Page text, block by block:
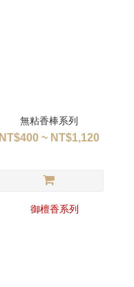
無粘香棒系列
NT$400 ~ NT$1,120